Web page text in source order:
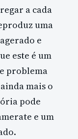
a cada
uma
e
este é um
problema
mais o
pode
e um